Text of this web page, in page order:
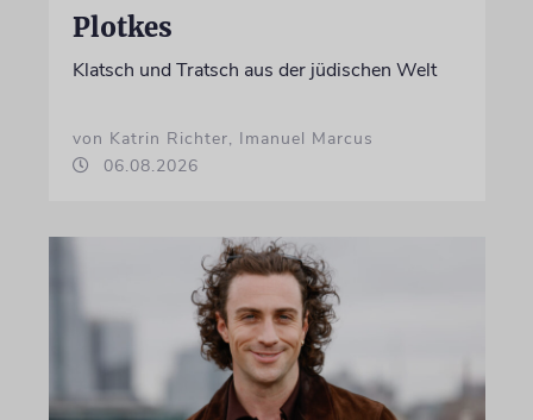
Plotkes
Klatsch und Tratsch aus der jüdischen Welt
von Katrin Richter, Imanuel Marcus
06.08.2026